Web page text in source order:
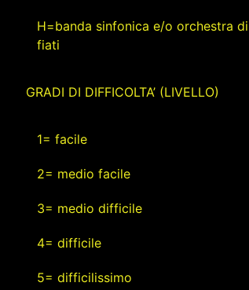
H=banda sinfonica e/o orchestra di
fiati
GRADI DI DIFFICOLTA’ (LIVELLO)
1= facile
2= medio facile
3= medio difficile
4= difficile
5= difficilissimo